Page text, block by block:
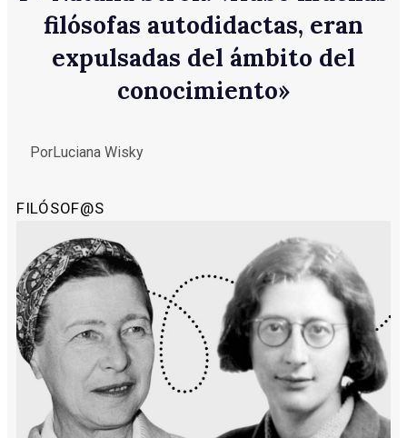
filósofas autodidactas, eran
expulsadas del ámbito del
conocimiento»
PorLuciana Wisky
FILÓSOF@S